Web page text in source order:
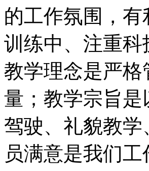
的工作氛围，
训练中、注重
教学理念是严
量；教学宗旨
驾驶、礼貌教
员满意是我们